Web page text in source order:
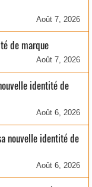
Août 7, 2026
de marque
Août 7, 2026
identité de
Août 6, 2026
nouvelle identité de
Août 6, 2026